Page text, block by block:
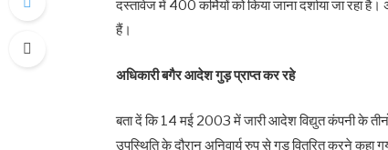
दस्तावेज में 400 कर्मियों को किया जाना दर्शाया जा
हैं।
अधिकारी बगैर आदेश गुड़ प्राप्त कर रहे
बता दें कि 14 मई 2003 में जारी आदेश विद्युत कंपनी के तीनों
उपस्थिति के दौरान अनिवार्य रुप से गुड़ वितरित करने